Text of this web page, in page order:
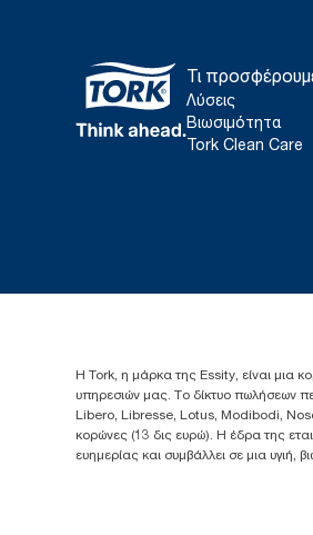
Τι
Λύσεις
Βιωσιμότητα
Tork Clean Care
Η Tork, η μάρκα της Essity, είναι μια
υπηρεσιών μας. Το δίκτυο πωλήσεων
Libero, Libresse, Lotus, Modibodi,
κορώνες (13 δις ευρώ). Η έδρα της
ευημερίας και συμβάλλει σε μια υγιή,